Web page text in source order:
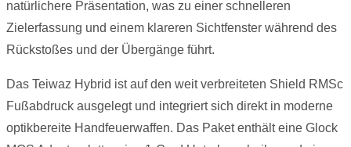
natürlichere Präsentation, was zu einer schnelleren
Zielerfassung und einem klareren Sichtfenster während des
Rückstoßes und der Übergänge führt.
Das Teiwaz Hybrid ist auf den weit verbreiteten Shield RMSc
Fußabdruck ausgelegt und integriert sich direkt in moderne
optikbereite Handfeuerwaffen. Das Paket enthält eine Glock